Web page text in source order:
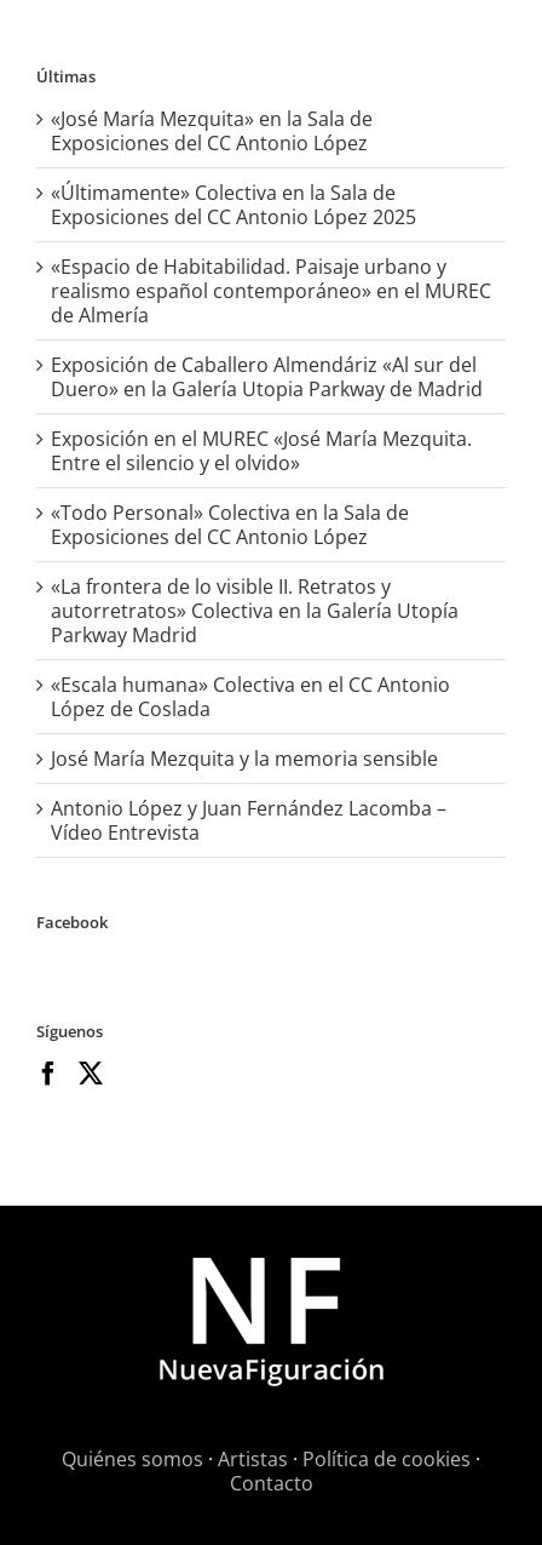
Últimas
«José María Mezquita» en la Sala de
Exposiciones del CC Antonio López
«Últimamente» Colectiva en la Sala de
Exposiciones del CC Antonio López 2025
«Espacio de Habitabilidad. Paisaje urbano y
realismo español contemporáneo» en el MUREC
de Almería
Exposición de Caballero Almendáriz «Al sur del
Duero» en la Galería Utopia Parkway de Madrid
Exposición en el MUREC «José María Mezquita.
Entre el silencio y el olvido»
«Todo Personal» Colectiva en la Sala de
Exposiciones del CC Antonio López
«La frontera de lo visible II. Retratos y
autorretratos» Colectiva en la Galería Utopía
Parkway Madrid
«Escala humana» Colectiva en el CC Antonio
López de Coslada
José María Mezquita y la memoria sensible
Antonio López y Juan Fernández Lacomba –
Vídeo Entrevista
Facebook
Síguenos
Quiénes somos · Artistas · Política de cookies ·
Contacto